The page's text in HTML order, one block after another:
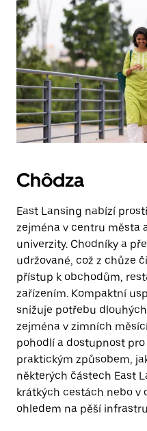
Chôdza
East Lansing nabízí
zejména v centru města
univerzity. Chodníky a
udržované, což z chůze
přístup k obchodům,
zařízením. Kompaktní
snižuje potřebu
zejména v zimních
pohodlí a dostupnost
praktickým způsobem,
některých částech East
krátkých cestách nebo v
ohledem na pěší